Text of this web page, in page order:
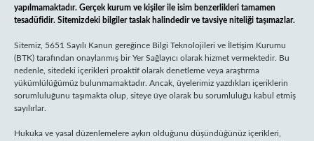
yapılmamaktadır. Gerçek kurum ve kişiler ile isim benzerlikleri tamamen
tesadüfidir. Sitemizdeki bilgiler taslak halindedir ve tavsiye niteliği taşımazlar.
Sitemiz, 5651 Sayılı Kanun gereğince Bilgi Teknolojileri ve İletişim Kurumu
(BTK) tarafından onaylanmış bir Yer Sağlayıcı olarak hizmet vermektedir. Bu
nedenle, sitedeki içerikleri proaktif olarak denetleme veya araştırma
yükümlülüğümüz bulunmamaktadır. Ancak, üyelerimiz yazdıkları içeriklerin
sorumluluğunu taşımakta olup, siteye üye olarak bu sorumluluğu kabul etmiş
sayılırlar.
Hukuka ve yasal düzenlemelere aykırı olduğunu düşündüğünüz içerikleri,